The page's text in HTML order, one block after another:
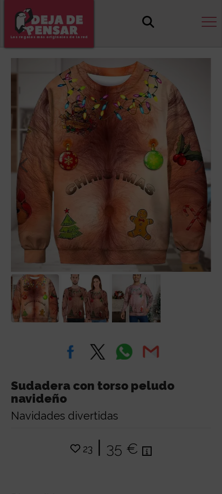
Los regalos más originales de la red
Sudadera con torso peludo
navideño
Navidades divertidas
23 | 35 €